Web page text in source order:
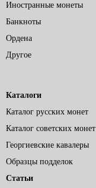
Иностранные монеты
Банкноты
Ордена
Другое
Каталоги
Каталог русских монет
Каталог советских монет
Георгиевские кавалеры
Образцы подделок
Статьи